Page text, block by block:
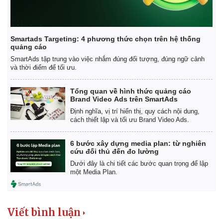
Bất động sản
Khởi nghiệp
Giá vàng
Tiêu dùng
Chứng khoán
Smartads Targeting: 4 phương thức chọn trên hệ thống
quảng cáo
SmartAds tập trung vào việc nhắm đúng đối tượng, đúng ngữ cảnh
và thời điểm để tối ưu.
Tổng quan về hình thức quảng cáo
Brand Video Ads trên SmartAds
Định nghĩa, vị trí hiển thị, quy cách nội dung,
cách thiết lập và tối ưu Brand Video Ads.
6 bước xây dựng media plan: từ nghiên
cứu đối thủ đến đo lường
Dưới đây là chi tiết các bước quan trọng để lập
một Media Plan.
Viết bình luận